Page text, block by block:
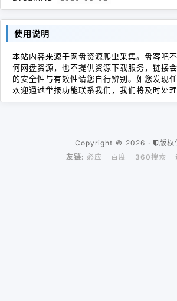
使用说明
本站内容来源于网盘资源爬虫采集。盘客吧
何网盘资源，也不提供资源下载服务，链接
的安全性与有效性请您自行辨别。如您发现
欢迎通过举报功能联系我们，我们将及时处理
Copyright © 2026 ·
版权
友链: 必应 百度 360搜索